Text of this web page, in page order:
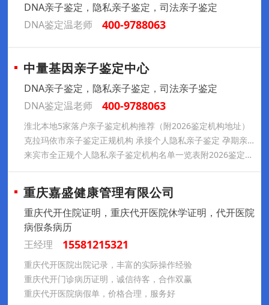
DNA亲子鉴定，隐私亲子鉴定，司法亲子鉴定
DNA鉴定温老师
400-9788063
中量基因亲子鉴定中心
DNA亲子鉴定，隐私亲子鉴定，司法亲子鉴定
DNA鉴定温老师
400-9788063
淮北本地5家落户亲子鉴定机构推荐（附2026鉴定机构地址）
克拉玛依市亲子鉴定正规机构 承接个人隐私亲子鉴定 孕期亲子鉴定 怀孕无创亲子鉴定对鉴定结果负责
来宾市全正规个人隐私亲子鉴定机构名单一览表附2026鉴定办理攻略
重庆嘉盛健康管理有限公司
重庆代开住院证明，重庆代开医院休学证明，代开医院
病假条病历
王经理
15581215321
重庆代开医院出院记录，丰富的实际操作经验
重庆代开门诊病历证明，诚信待客，合作双赢
重庆代开医院病假单，价格合理，服务好